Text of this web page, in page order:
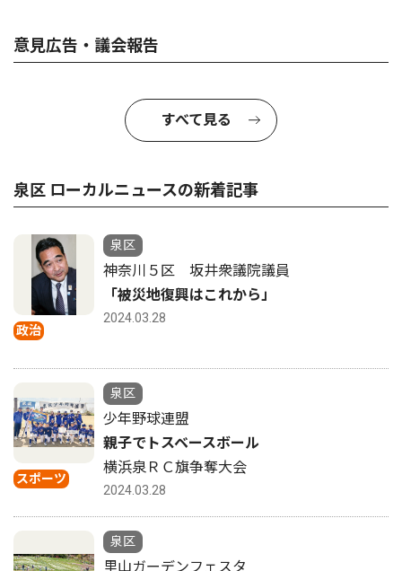
意見広告・議会報告
すべて見る
泉区 ローカルニュースの新着記事
政治
泉区
神奈川５区 坂井衆議院議員
「被災地復興はこれから」
2024.03.28
スポーツ
泉区
少年野球連盟
親子でトスベースボール
横浜泉ＲＣ旗争奪大会
2024.03.28
泉区
里山ガーデンフェスタ